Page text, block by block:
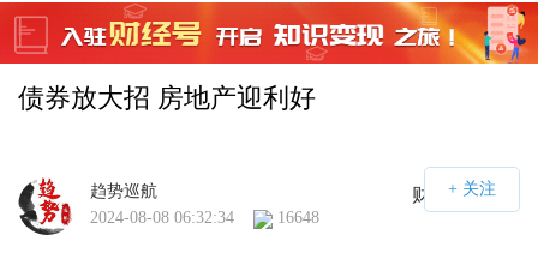
债券放大招 房地产迎利好
财经号APP
趋势巡航
2024-08-08 06:32:34
16648